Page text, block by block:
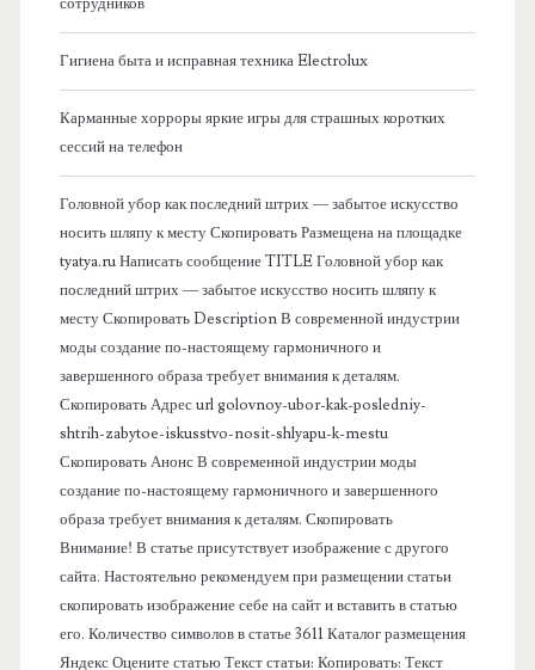
Гигиена быта и исправная техника Electrolux
Карманные хорроры яркие игры для страшных коротких
сессий на телефон
Головной убор как последний штрих — забытое искусство
носить шляпу к месту Скопировать Размещена на площадке
tyatya.ru Написать сообщение TITLE Головной убор как
последний штрих — забытое искусство носить шляпу к
месту Скопировать Description В современной индустрии
моды создание по-настоящему гармоничного и
завершенного образа требует внимания к деталям.
Скопировать Адрес url golovnoy-ubor-kak-posledniy-
shtrih-zabytoe-iskusstvo-nosit-shlyapu-k-mestu
Скопировать Анонс В современной индустрии моды
создание по-настоящему гармоничного и завершенного
образа требует внимания к деталям. Скопировать
Внимание! В статье присутствует изображение с другого
сайта. Настоятельно рекомендуем при размещении статьи
скопировать изображение себе на сайт и вставить в статью
его. Количество символов в статье 3611 Каталог размещения
Яндекс Оцените статью Текст статьи: Копировать: Текст